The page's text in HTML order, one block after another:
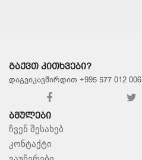
ᲒᲐᲥᲕᲗ ᲙᲘᲗᲮᲕᲔᲑᲘ?
დაგვიკავშირდით +995 577 012 006
ᲑᲛᲣᲚᲔᲑᲘ
ჩვენ შესახებ
კონტაქტი